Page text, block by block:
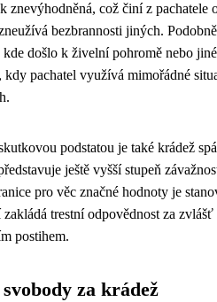
znevýhodněná, což činí z pachatele
bezbrannosti jiných.
kde došlo k živelní pohromě nebo
pachatel využívá mimořádné
podstatou je také krádež
ještě vyšší stupeň
pro věc značné hodnoty je
trestní odpovědnost za zvlášť
postihem.
za krádež